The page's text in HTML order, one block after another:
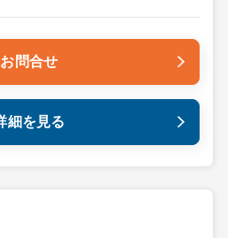
お問合せ
細を見る